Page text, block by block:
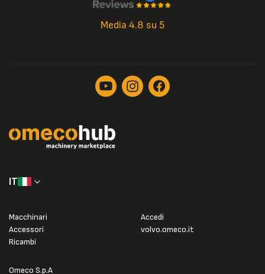
Media 4.8 su 5
IT
Omeco S.p.A
Macchinari
Accessori
Ricambi
Accedi
volvo.omeco.it